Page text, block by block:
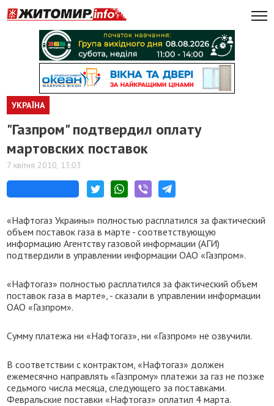
УКРАЇНА
"Газпром" подтвердил оплату
мартовских поставок
7 квітня 2010, 13:03
«Нафтогаз Украины» полностью расплатился за фактический
объем поставок газа в марте - соответствующую
информацию Агентству газовой информации (АГИ)
подтвердили в управлении информации ОАО «Газпром».
«Нафтогаз» полностью расплатился за фактический объем
поставок газа в марте», - сказали в управлении информации
ОАО «Газпром».
Сумму платежа ни «Нафтогаз», ни «Газпром» не озвучили.
В соответствии с контрактом, «Нафтогаз» должен
ежемесячно направлять «Газпрому» платежи за газ не позже
седьмого числа месяца, следующего за поставками.
Февральские поставки «Нафтогаз» оплатил 4 марта.